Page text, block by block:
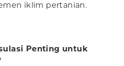
iklim pertanian.
Penting untuk